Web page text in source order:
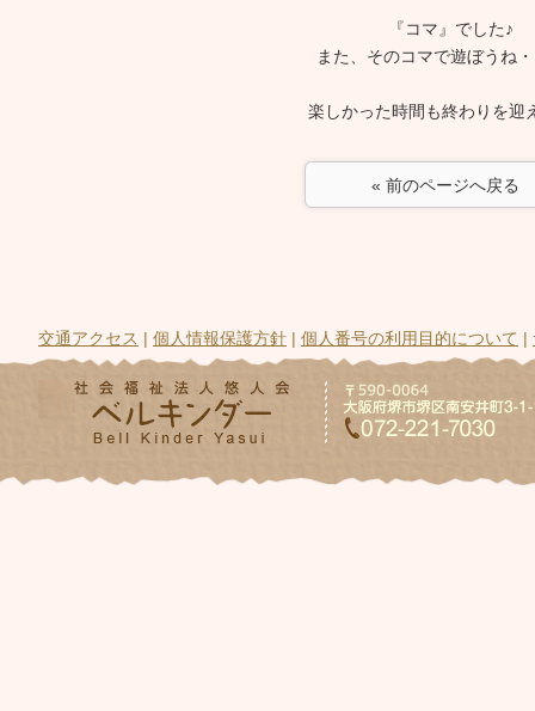
『コマ』でした♪
また、そのコマで遊ぼうね
楽しかった時間も終わりを
« 前のページへ戻る
交通アクセス | 個人情報保護方針 | 個人番号の利用目的について |